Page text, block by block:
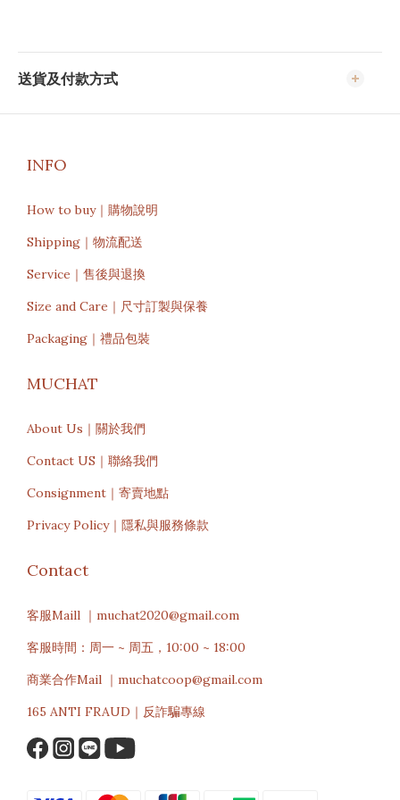
送貨及付款方式
INFO
How to buy｜購物說明
Shipping｜物流配送
Service｜售後與退換
Size and Care｜尺寸訂製與保養
Packaging｜禮品包裝
MUCHAT
About Us｜關於我們
Contact US｜聯絡我們
Consignment｜寄賣地點
Privacy Policy｜隱私與服務條款
Contact
客服Maill ｜muchat2020@gmail.com
客服時間：周一 ~ 周五，10:00 ~ 18:00
商業合作Mail ｜muchatcoop@gmail.com
165 ANTI FRAUD｜反詐騙專線